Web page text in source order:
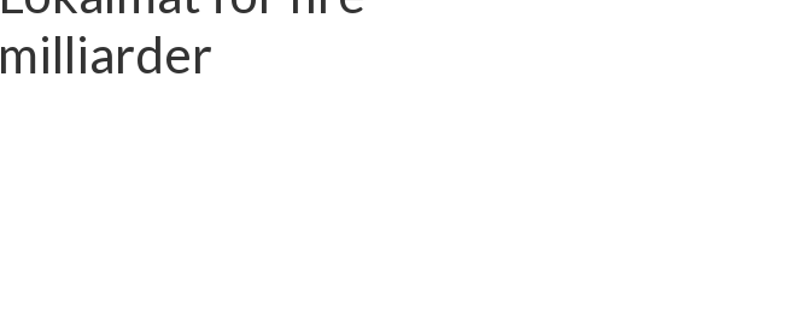
milliarder